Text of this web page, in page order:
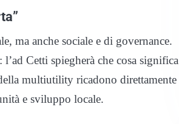
ma anche sociale e di governance.
Cetti spiegherà che cosa significa
multiutility ricadono direttamente
e sviluppo locale.